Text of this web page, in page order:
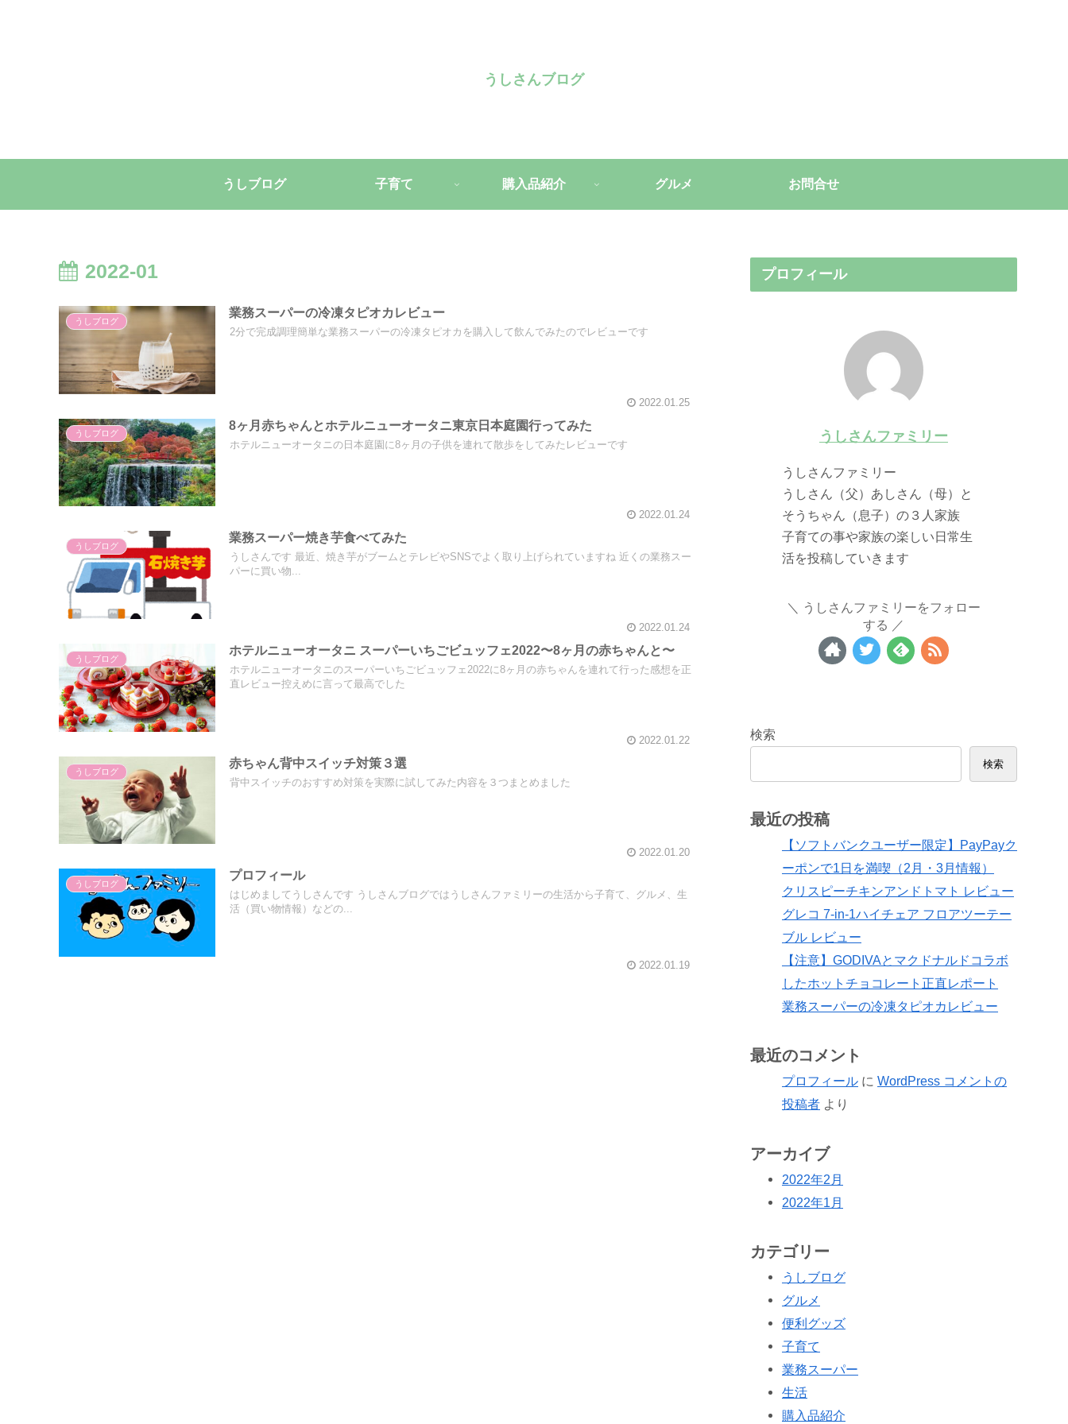
うしさんブログ
うしブログ 子育て 購入品紹介 グルメ お問合せ
2022-01
うしブログ
業務スーパーの冷凍タピオカレビュー
2分で完成調理簡単な業務スーパーの冷凍タピオカを購入して飲んでみたのでレビューです
2022.01.25
うしブログ
8ヶ月赤ちゃんとホテルニューオータニ東京日本庭園行ってみた
ホテルニューオータニの日本庭園に8ヶ月の子供を連れて散歩をしてみたレビューです
2022.01.24
うしブログ
業務スーパー焼き芋食べてみた
うしさんです 最近、焼き芋がブームとテレビやSNSでよく取り上げられていますね 近くの業務スー
パーに買い物...
2022.01.24
うしブログ
ホテルニューオータニ スーパーいちごビュッフェ2022〜8ヶ月の赤ちゃんと〜
ホテルニューオータニのスーパーいちごビュッフェ2022に8ヶ月の赤ちゃんを連れて行った感想を正
直レビュー控えめに言って最高でした
2022.01.22
うしブログ
赤ちゃん背中スイッチ対策３選
背中スイッチのおすすめ対策を実際に試してみた内容を３つまとめました
2022.01.20
うしブログ
プロフィール
はじめましてうしさんです うしさんブログではうしさんファミリーの生活から子育て、グルメ、生
活（買い物情報）などの...
2022.01.19
プロフィール
うしさんファミリー
うしさんファミリー
うしさん（父）あしさん（母）と
そうちゃん（息子）の３人家族
子育ての事や家族の楽しい日常生
活を投稿していきます
うしさんファミリーをフォロー
する
検索
検索
最近の投稿
【ソフトバンクユーザー限定】PayPayク
ーポンで1日を満喫（2月・3月情報）
クリスピーチキンアンドトマト レビュー
グレコ 7-in-1ハイチェア フロアツーテー
ブル レビュー
【注意】GODIVAとマクドナルドコラボ
したホットチョコレート正直レポート
業務スーパーの冷凍タピオカレビュー
最近のコメント
プロフィール に WordPress コメントの
投稿者 より
アーカイブ
2022年2月
2022年1月
カテゴリー
うしブログ
グルメ
便利グッズ
子育て
業務スーパー
生活
購入品紹介